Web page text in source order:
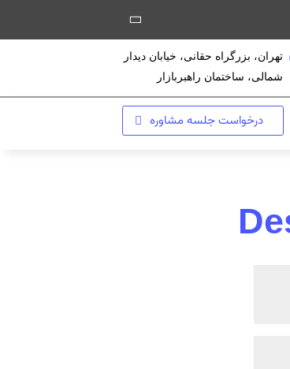
تهران، بزرگراه حقانی، خیابان دیدار
شمالی، ساختمان راهبربازار
درخواست جلسه مشاوره